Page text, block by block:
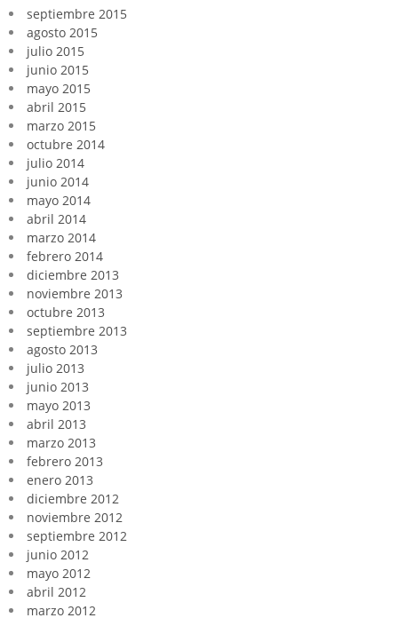
septiembre 2015
agosto 2015
julio 2015
junio 2015
mayo 2015
abril 2015
marzo 2015
octubre 2014
julio 2014
junio 2014
mayo 2014
abril 2014
marzo 2014
febrero 2014
diciembre 2013
noviembre 2013
octubre 2013
septiembre 2013
agosto 2013
julio 2013
junio 2013
mayo 2013
abril 2013
marzo 2013
febrero 2013
enero 2013
diciembre 2012
noviembre 2012
septiembre 2012
junio 2012
mayo 2012
abril 2012
marzo 2012